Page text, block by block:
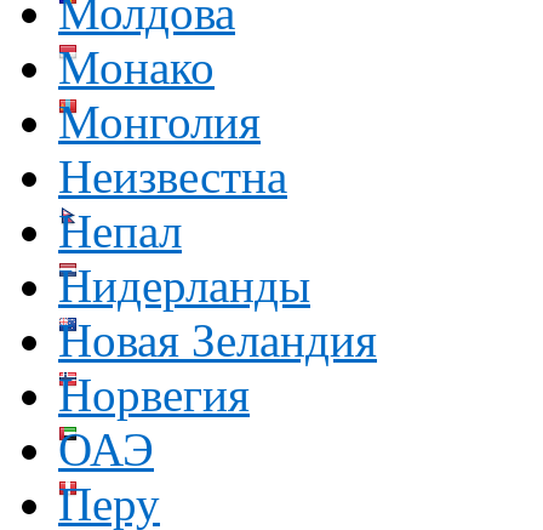
Молдова
Монако
Монголия
Неизвестна
Непал
Нидерланды
Новая Зеландия
Норвегия
ОАЭ
Перу